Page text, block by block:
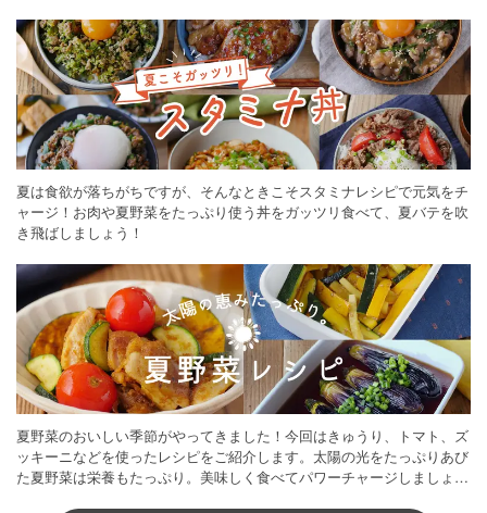
夏は食欲が落ちがちですが、そんなときこそスタミナレシピで元気をチ
ャージ！お肉や夏野菜をたっぷり使う丼をガッツリ食べて、夏バテを吹
き飛ばしましょう！
夏野菜のおいしい季節がやってきました！今回はきゅうり、トマト、ズ
ッキーニなどを使ったレシピをご紹介します。太陽の光をたっぷりあび
た夏野菜は栄養もたっぷり。美味しく食べてパワーチャージしましょう